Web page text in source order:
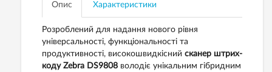
Опис Характеристики
Розроблений для надання нового рівня
універсальності, функціональності та
продуктивності, високошвидкісний сканер штрих-
коду Zebra DS9808 володіє унікальним гібридним